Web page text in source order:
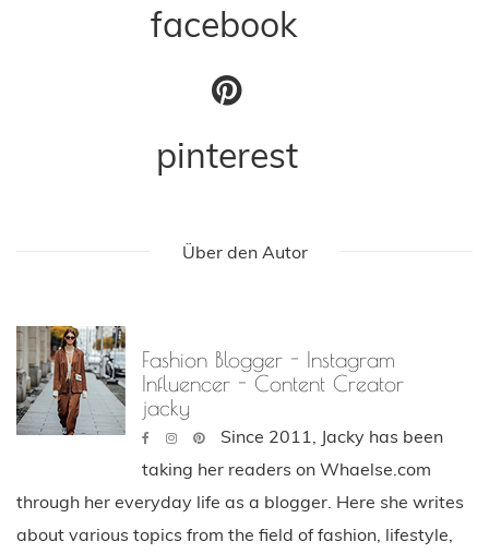
facebook
pinterest
Über den Autor
Fashion Blogger - Instagram
Influencer - Content Creator
jacky
Since 2011, Jacky has been
taking her readers on Whaelse.com
through her everyday life as a blogger. Here she writes
about various topics from the field of fashion, lifestyle,